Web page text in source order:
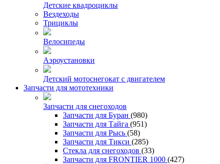
Детские квадроциклы
Вездеходы
Трициклы
Велосипеды
Аэроустановки
Детский мотоснегокат с двигателем
Запчасти для мототехники
Запчасти для снегоходов
Запчасти для Буран (980)
Запчасти для Тайга (951)
Запчасти для Рысь (58)
Запчасти для Тикси (285)
Стекла для снегоходов (33)
Запчасти для FRONTIER 1000 (427)